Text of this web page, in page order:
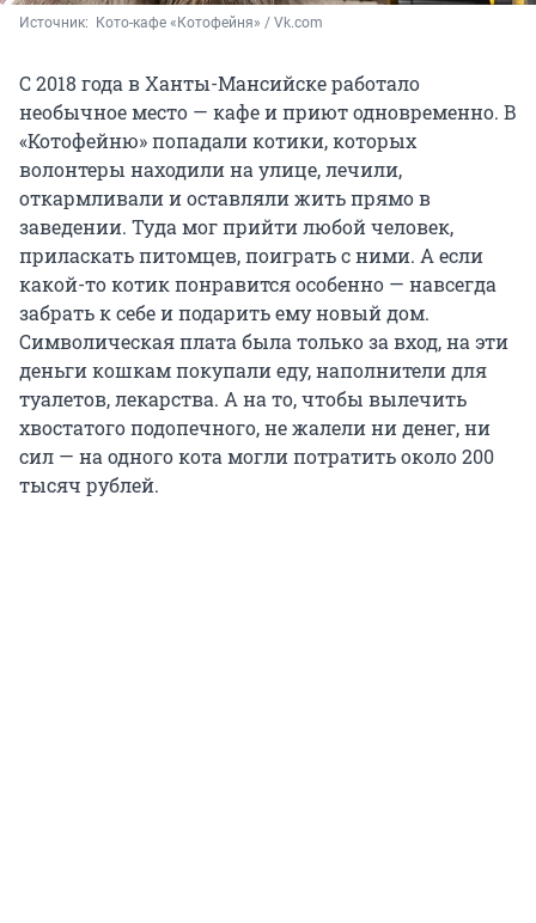
Источник: Кото-кафе «Котофейня» / Vk.com
С 2018 года в Ханты-Мансийске работало
необычное место — кафе и приют одновременно. В
«Котофейню» попадали котики, которых
волонтеры находили на улице, лечили,
откармливали и оставляли жить прямо в
заведении. Туда мог прийти любой человек,
приласкать питомцев, поиграть с ними. А если
какой-то котик понравится особенно — навсегда
забрать к себе и подарить ему новый дом.
Символическая плата была только за вход, на эти
деньги кошкам покупали еду, наполнители для
туалетов, лекарства. А на то, чтобы вылечить
хвостатого подопечного, не жалели ни денег, ни
сил — на одного кота могли потратить около 200
тысяч рублей.